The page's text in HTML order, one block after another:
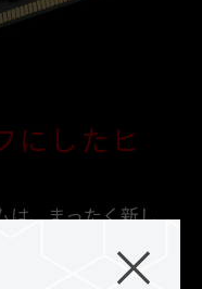
にしたヒ
は、まったく新し
フにしたスプレ